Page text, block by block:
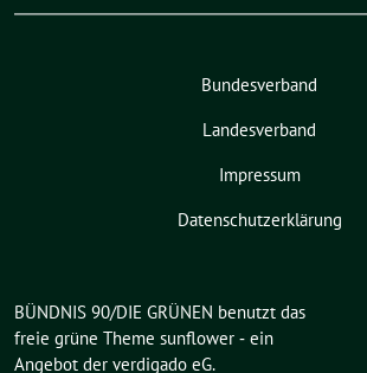
Bundesverband
Landesverband
Impressum
Datenschutzerklärung
BÜNDNIS 90/DIE GRÜNEN benutzt das
freie grüne Theme sunflower ‐ ein
Angebot der verdigado eG.